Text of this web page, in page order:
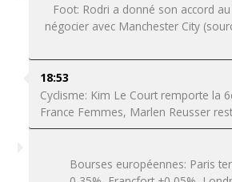
Foot: Rodri a donné son accord
négocier avec Manchester City
18:53
Cyclisme: Kim Le Court remporte la
France Femmes, Marlen Reusser
Bourses européennes: Paris